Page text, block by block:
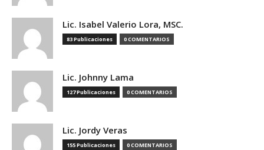
Lic. Isabel Valerio Lora, MSC.
83 Publicaciones 0 COMENTARIOS
Lic. Johnny Lama
127 Publicaciones 0 COMENTARIOS
Lic. Jordy Veras
155 Publicaciones 0 COMENTARIOS